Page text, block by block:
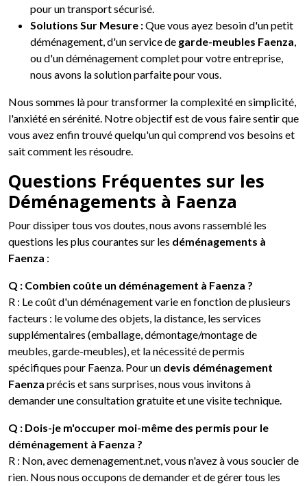
pour un transport sécurisé.
Solutions Sur Mesure :Que vous ayez besoin d'un petit
déménagement, d'un service de garde-meubles Faenza,
ou d'un déménagement complet pour votre entreprise,
nous avons la solution parfaite pour vous.
Nous sommes là pour transformer la complexité en simplicité,
l'anxiété en sérénité. Notre objectif est de vous faire sentir que
vous avez enfin trouvé quelqu'un qui comprend vos besoins et
sait comment les résoudre.
Questions Fréquentes sur les
Déménagements à Faenza
Pour dissiper tous vos doutes, nous avons rassemblé les
questions les plus courantes sur les déménagements à
Faenza :
Q : Combien coûte un déménagement à Faenza ?
R : Le coût d'un déménagement varie en fonction de plusieurs
facteurs : le volume des objets, la distance, les services
supplémentaires (emballage, démontage/montage de
meubles, garde-meubles), et la nécessité de permis
spécifiques pour Faenza. Pour un devis déménagement
Faenza précis et sans surprises, nous vous invitons à
demander une consultation gratuite et une visite technique.
Q : Dois-je m'occuper moi-même des permis pour le
déménagement à Faenza ?
R : Non, avec demenagement.net, vous n'avez à vous soucier de
rien. Nous nous occupons de demander et de gérer tous les